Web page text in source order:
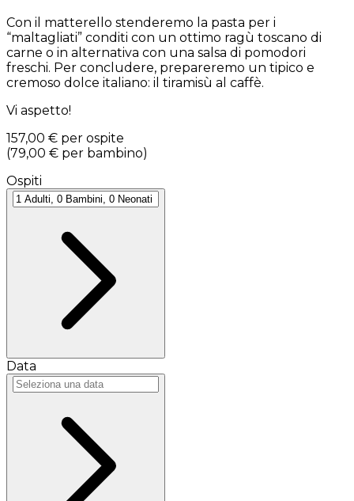
Con il matterello stenderemo la pasta per i
“maltagliati” conditi con un ottimo ragù toscano di
carne o in alternativa con una salsa di pomodori
freschi. Per concludere, prepareremo un tipico e
cremoso dolce italiano: il tiramisù al caffè.
Vi aspetto!
157,00 € per ospite
(79,00 € per bambino)
Ospiti
Data